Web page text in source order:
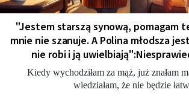
"Jestem starszą synową, pomagam
mnie nie szanuje. A Polina młodsza
nie robi i ją
Kiedy wychodziłam za mąż, już znałam
wiedziałam, że nie będzie